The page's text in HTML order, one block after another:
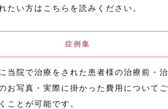
たい方はこちらを読みください。
症例集
当院で治療をされた患者様の治療前・治
お写真・実際に掛かった費用についてご
ことが可能です。